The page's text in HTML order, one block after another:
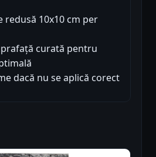
redusă 10x10 cm per
curată pentru
dacă nu se aplică corect